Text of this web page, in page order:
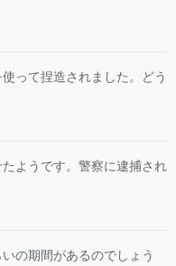
って捏造されました。どう
ようです。警察に逮捕され
の期間があるのでしょう